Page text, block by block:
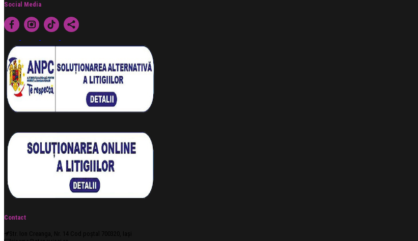
Social Media
Contact
Str. Ion Creanga, Nr. 14 Cod poștal 700320, Iași